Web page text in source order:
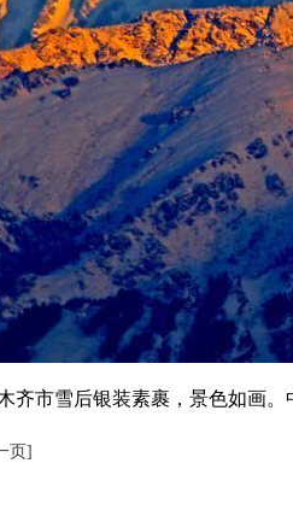
市雪后银装素裹，景色如画。
页]